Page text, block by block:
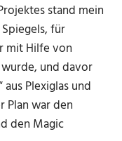
stand mein
für
mit Hilfe von
und davor
Plexiglas und
Plan war den
den Magic